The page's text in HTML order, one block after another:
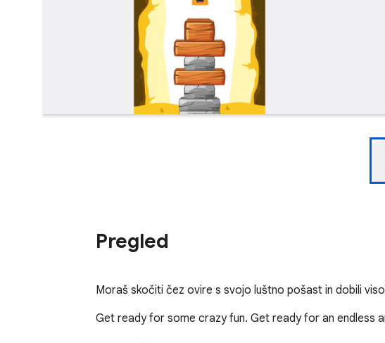
Pregled
Moraš skočiti čez ovire s svojo luštno pošast in dobili
Get ready for some crazy fun. Get ready for an endless